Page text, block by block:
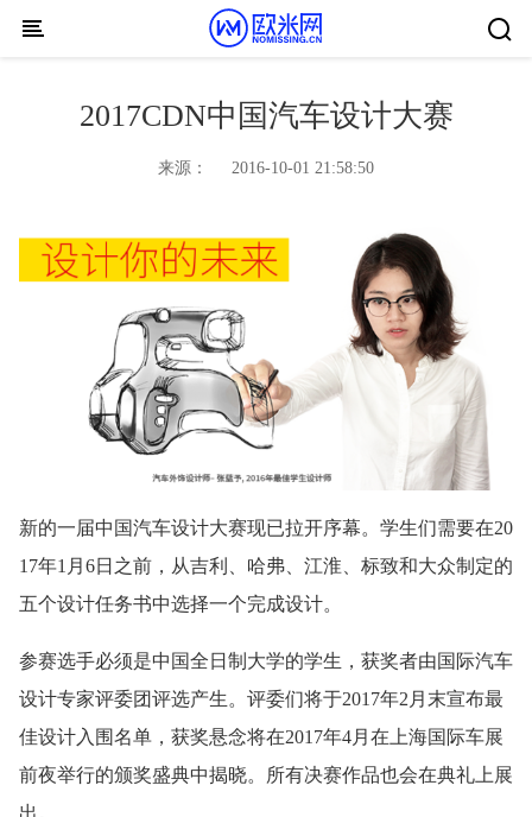
Skip to content
2017CDN中国汽车设计大赛
来源： 2016-10-01 21:58:50
新的一届中国汽车设计大赛现已拉开序幕。学生们需要在20
17年1月6日之前，从吉利、哈弗、江淮、标致和大众制定的
五个设计任务书中选择一个完成设计。
参赛选手必须是中国全日制大学的学生，获奖者由国际汽车
设计专家评委团评选产生。评委们将于2017年2月末宣布最
佳设计入围名单，获奖悬念将在2017年4月在上海国际车展
前夜举行的颁奖盛典中揭晓。所有决赛作品也会在典礼上展